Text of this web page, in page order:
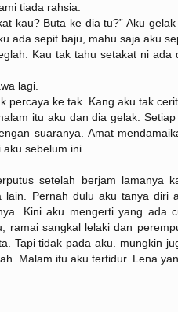
tiada rahsia.
kau? Buta ke dia tu?” Aku
ada sepit baju, mahu saja aku
Kau tak tahu setakat ni
lagi.
percaya ke tak. Kang aku tak
itu aku dan dia gelak.
suaranya. Amat
sebelum ini.
setelah berjam lamanya
lain. Pernah dulu aku tanya diri
Kini aku mengerti yang ada
ramai sangkal lelaki dan
Tapi tidak pada aku. mungkin
Malam itu aku tertidur. Lena